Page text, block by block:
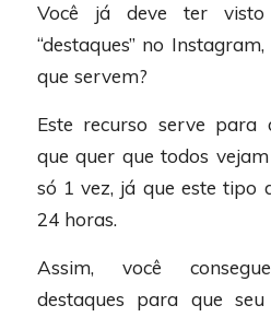
Você já deve ter
“destaques” no
que servem?
Este recurso serve para
que quer que todos
só 1 vez, já que este tipo
24 horas.
Assim, você
destaques para que